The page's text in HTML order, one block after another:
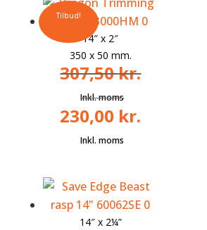
Tilbud!
14″ x 2″
350 x 50 mm.
307,50kr.
Den
oprindelige
307,50 kr..
230,00 kr.
er:
230,00 kr..
14″ x 2¼”